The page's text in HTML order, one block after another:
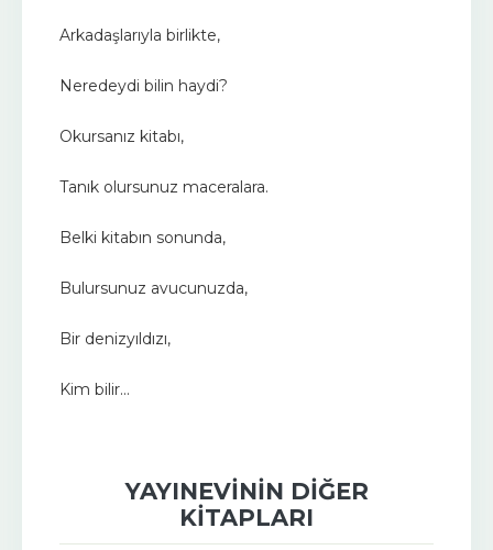
Arkadaşlarıyla birlikte,
Neredeydi bilin haydi?
Okursanız kitabı,
Tanık olursunuz maceralara.
Belki kitabın sonunda,
Bulursunuz avucunuzda,
Bir denizyıldızı,
Kim bilir...
YAYINEVININ DIĞER
KITAPLARI